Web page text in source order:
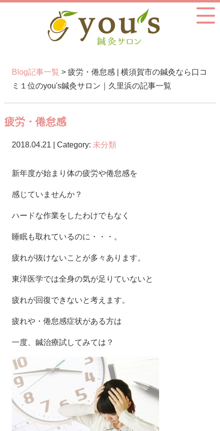
Blog記事一覧 > 疲労・倦怠感 | 横須賀市の鍼灸なら口コ
ミ１位のyou's鍼灸サロン｜久里浜の記事一覧
疲労・倦怠感
2018.04.21 | Category: 未分類
新年度が始まり体の疲労や倦怠感を
感じていませんか？
ハードな作業をしたわけでもなく
睡眠も取れているのに・・・。
疲れが抜けないことが多々あります。
東洋医学では全身の気が足りていないと
疲れが回復できないと考えます。
疲れや・倦怠感症状がある方は
一度、鍼治療試してみては？